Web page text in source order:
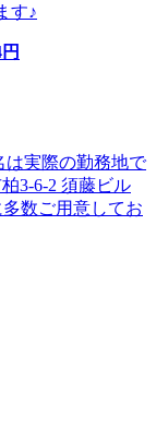
す♪
円
実際の勤務地で
3-6-2 須藤ビル
数ご用意してお